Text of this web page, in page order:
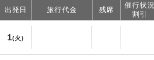
出発日 旅行代金 残席
催行状況
割引
1(火)